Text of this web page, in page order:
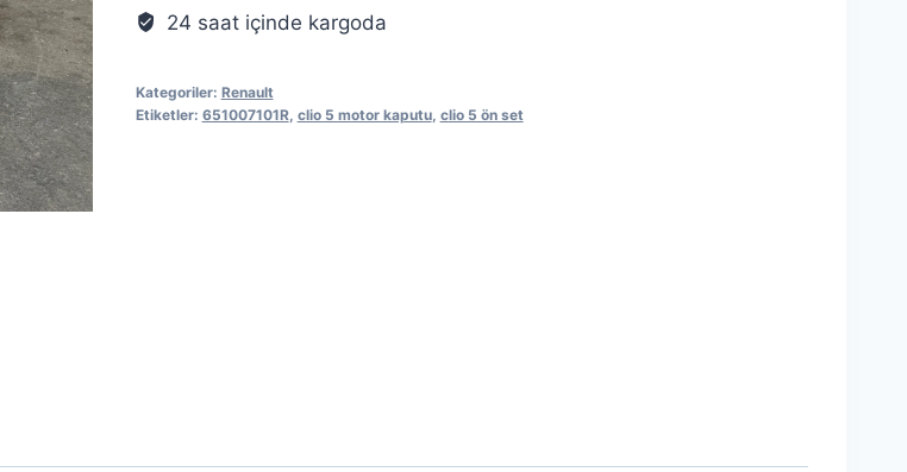
24 saat içinde kargoda
Kategoriler: Renault
Etiketler: 651007101R, clio 5 motor kaputu, clio 5 ön set